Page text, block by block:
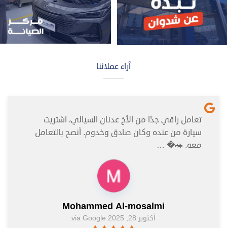
آراء عملائنا
تعامل راقي جدًا من الأخ عدنان السيالي، اشتريت
سيارة من عنده وكان صادق وخدوم. أنصح بالتعامل
معه. 🚗� …
Mohammed Al-mosalmi
أكتوبر 28, 2025 via Google